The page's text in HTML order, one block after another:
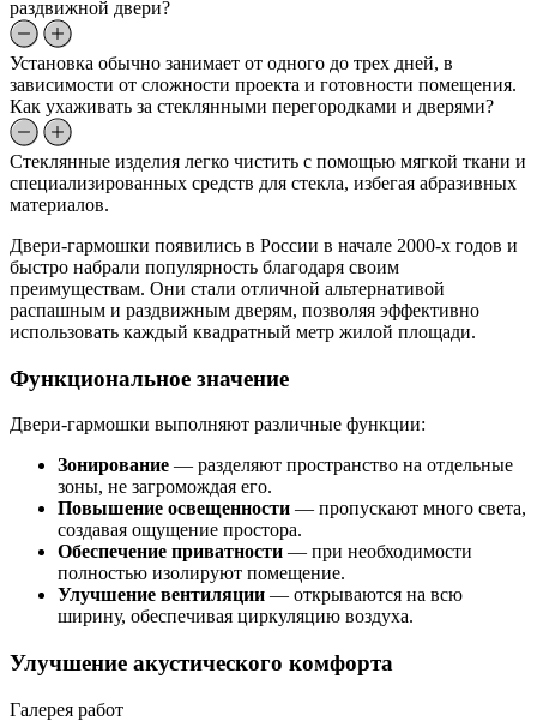
раздвижной двери?
Установка обычно занимает от одного до трех дней, в
зависимости от сложности проекта и готовности помещения.
Как ухаживать за стеклянными перегородками и дверями?
Стеклянные изделия легко чистить с помощью мягкой ткани и
специализированных средств для стекла, избегая абразивных
материалов.
Двери-гармошки появились в России в начале 2000-х годов и
быстро набрали популярность благодаря своим
преимуществам. Они стали отличной альтернативой
распашным и раздвижным дверям, позволяя эффективно
использовать каждый квадратный метр жилой площади.
Функциональное значение
Двери-гармошки выполняют различные функции:
Зонирование — разделяют пространство на отдельные
зоны, не загромождая его.
Повышение освещенности — пропускают много света,
создавая ощущение простора.
Обеспечение приватности — при необходимости
полностью изолируют помещение.
Улучшение вентиляции — открываются на всю
ширину, обеспечивая циркуляцию воздуха.
Улучшение акустического комфорта
Галерея работ